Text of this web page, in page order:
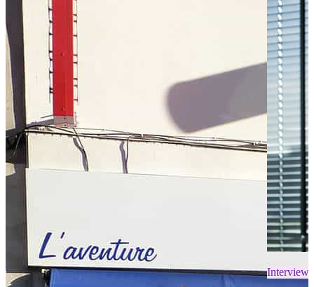
Interviews